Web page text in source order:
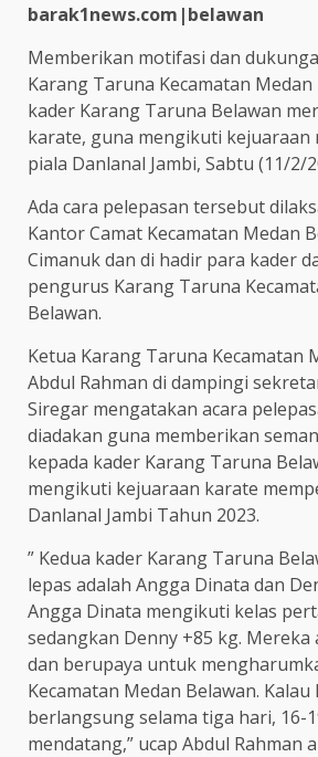
barak1news.com|belawan
Memberikan motifasi dan
Karang Taruna Kecamatan Medan
kader Karang Taruna Belawan
karate, guna mengikuti kejuaraan
piala Danlanal Jambi, Sabtu (11/2/
Ada cara pelepasan tersebut
Kantor Camat Kecamatan Medan
Cimanuk dan di hadir para kader
pengurus Karang Taruna
Belawan.
Ketua Karang Taruna Kecamatan
Abdul Rahman di dampingi
Siregar mengatakan acara
diadakan guna memberikan
kepada kader Karang Taruna
mengikuti kejuaraan karate
Danlanal Jambi Tahun 2023.
” Kedua kader Karang Taruna
lepas adalah Angga Dinata dan
Angga Dinata mengikuti kelas
sedangkan Denny +85 kg.
dan berupaya untuk
Kecamatan Medan Belawan.
berlangsung selama tiga hari, 16-
mendatang,” ucap Abdul Rahman